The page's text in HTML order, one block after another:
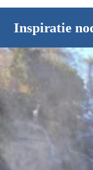
Inspiratie